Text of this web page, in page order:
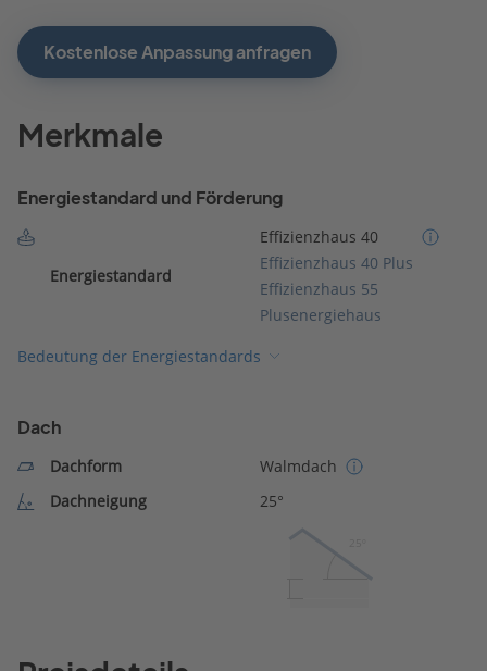
Kostenlose Anpassung anfragen
Merkmale
Energiestandard und Förderung
Energiestandard
Effizienzhaus 40
Effizienzhaus 40 Plus
Effizienzhaus 55
Plusenergiehaus
Bedeutung der Energiestandards
Dach
Dachform
Walmdach
Dachneigung
25°